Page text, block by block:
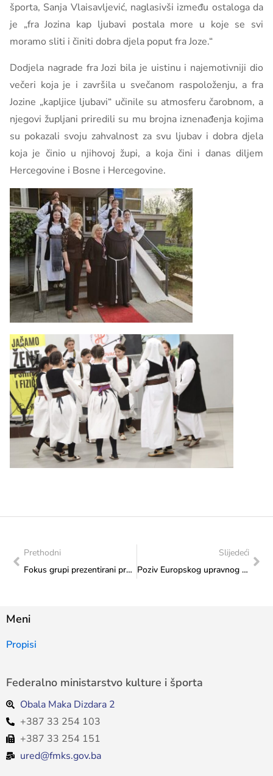
športa, Sanja Vlaisavljević, naglasivši između ostaloga da
je „fra Jozina kap ljubavi postala more u koje se svi
moramo sliti i činiti dobra djela poput fra Joze.“
Dodjela nagrade fra Jozi bila je uistinu i najemotivniji dio
večeri koja je i završila u svečanom raspoloženju, a fra
Jozine „kapljice ljubavi“ učinile su atmosferu čarobnom, a
njegovi župljani priredili su mu brojna iznenađenja kojima
su pokazali svoju zahvalnost za svu ljubav i dobra djela
koja je činio u njihovoj župi, a koja čini i danas diljem
Hercegovine i Bosne i Hercegovine.
Prethodni
Fokus grupi prezentirani preliminarni nalazi provedene revizije učinka „Aktivnosti institucija na implementaciji Ciljeva održivog razvoja”
Slijedeći
Poziv Europskog upravnog odbora za mlade (CDEJ) za dostavu prijava za aktivnosti koje će se održati u suradnji sa Europskim omladinskim centrima u prvom semestru 2025. godine
Meni
Propisi
Federalno ministarstvo kulture i športa
Obala Maka Dizdara 2
+387 33 254 103
+387 33 254 151
ured@fmks.gov.ba